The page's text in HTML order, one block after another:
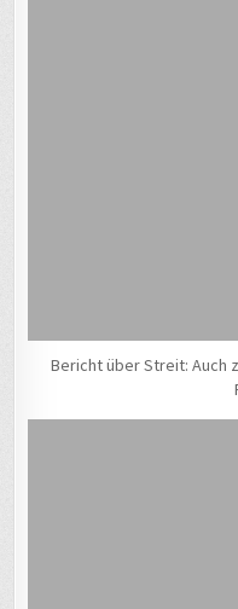
Bericht über Streit: Auch